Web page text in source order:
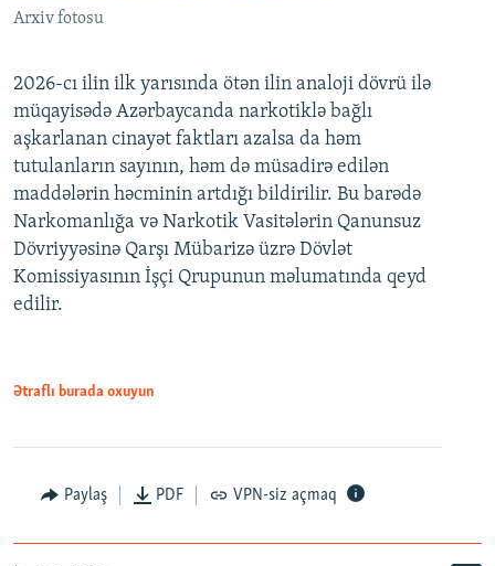
Arxiv fotosu
2026-cı ilin ilk yarısında ötən ilin analoji dövrü ilə
müqayisədə Azərbaycanda narkotiklə bağlı
aşkarlanan cinayət faktları azalsa da həm
tutulanların sayının, həm də müsadirə edilən
maddələrin həcminin artdığı bildirilir. Bu barədə
Narkomanlığa və Narkotik Vasitələrin Qanunsuz
Dövriyyəsinə Qarşı Mübarizə üzrə Dövlət
Komissiyasının İşçi Qrupunun məlumatında qeyd
edilir.
Ətraflı burada oxuyun
Paylaş PDF VPN-siz açmaq